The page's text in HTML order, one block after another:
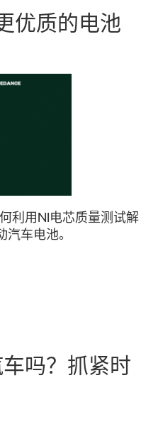
优质的电池
利用NI电芯质量测试解
车电池。
吗？ 抓紧时